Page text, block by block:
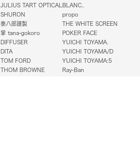
JULIUS TART OPTICAL
SHURON
泰八郎謹製
掌 tana-gokoro
DIFFUSER
DITA
TOM FORD
THOM BROWNE
BLANC..
propo
THE WHITE SCREEN
POKER FACE
YUICHI TOYAMA.
YUICHI TOYAMA/D
YUICHI TOYAMA:5
Ray-Ban